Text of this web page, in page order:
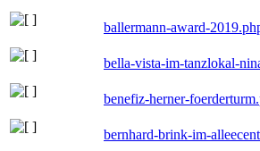
ballermann-award-
bella-vista-im-tanzlokal-
benefiz-herner-
bernhard-brink-im-